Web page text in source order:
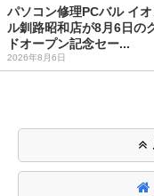
パソコン修理PCバル イ
ル釧路昭和店が8月6日の
ドオープン記念セー...
2026年8月6日